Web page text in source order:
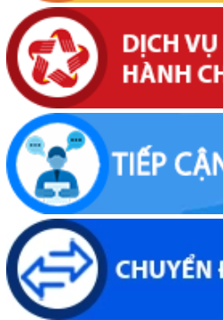
Thông báo về việc niêm yết, công
quyền sử dụng đất lần đầu 02 hồ sơ
đất tại Phường Buôn Hồ, tỉnh Đắk Lắk
(06/08/2026, 00:00)
Thông báo về việc niêm yết, công
quyền sử dụng đất mang tên bà
Phường Buôn Hồ, tỉnh Đắk Lắk
(06/08/2026, 00:00)
Thông báo về việc niêm yết, công
quyền sử dụng đất mang tên ông
Ngọc Loan. Thường trú tại: Phường
(06/08/2026, 00:00)
V/v công khai Quyết định số 2412/